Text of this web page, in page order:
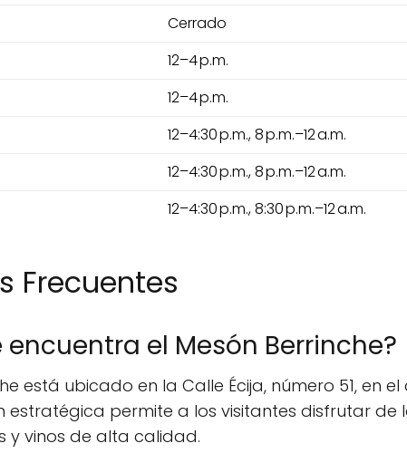
Cerrado
12–4 p.m.
12–4 p.m.
12–4:30 p.m., 8 p.m.–12 a.m.
12–4:30 p.m., 8 p.m.–12 a.m.
12–4:30 p.m., 8:30 p.m.–12 a.m.
Frecuentes
encuentra el Mesón Berrinche?
está ubicado en la Calle Écija, número 51, en
estratégica permite a los visitantes disfrutar
y vinos de alta calidad.